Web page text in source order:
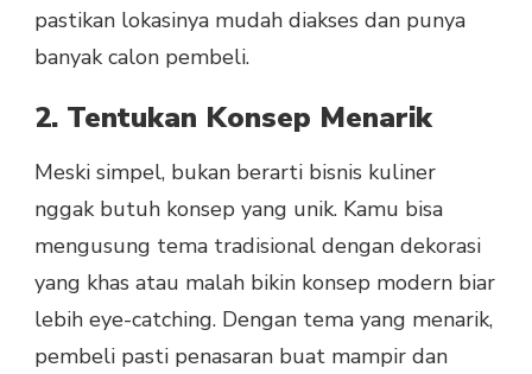
pastikan lokasinya mudah diakses dan punya
banyak calon pembeli.
2. Tentukan Konsep Menarik
Meski simpel, bukan berarti bisnis kuliner
nggak butuh konsep yang unik. Kamu bisa
mengusung tema tradisional dengan dekorasi
yang khas atau malah bikin konsep modern biar
lebih eye-catching. Dengan tema yang menarik,
pembeli pasti penasaran buat mampir dan